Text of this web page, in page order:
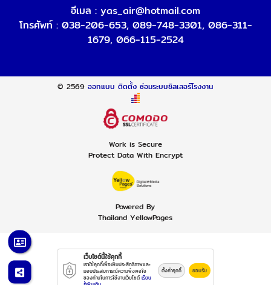
อีเมล : yas_air@hotmail.com
โทรศัพท์ : 038-206-653, 089-748-3301, 086-311-
1679, 066-115-2524
© 2569ออกแบบ ติดตั้ง ซ่อมระบบชิลเลอร์โรงงาน
Work is Secure
Protect Data With Encrypt
Powered By
Thailand YellowPages
เว็บไซต์นี้ใช้คุกกี้
เราใช้คุกกี้เพื่อเพิ่มประสิทธิภาพและ
มอบประสบการณ์ความพึงพอใจ
ของท่านในการใช้งานเว็บไซต์ เรียน
ตั้งค่าคุกกี้ ยอมรับ